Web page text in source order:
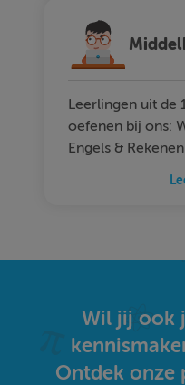
Leerlingen uit de
oefenen bij ons:
Engels & Rekenen
Wil jij ook
Ontdek onze